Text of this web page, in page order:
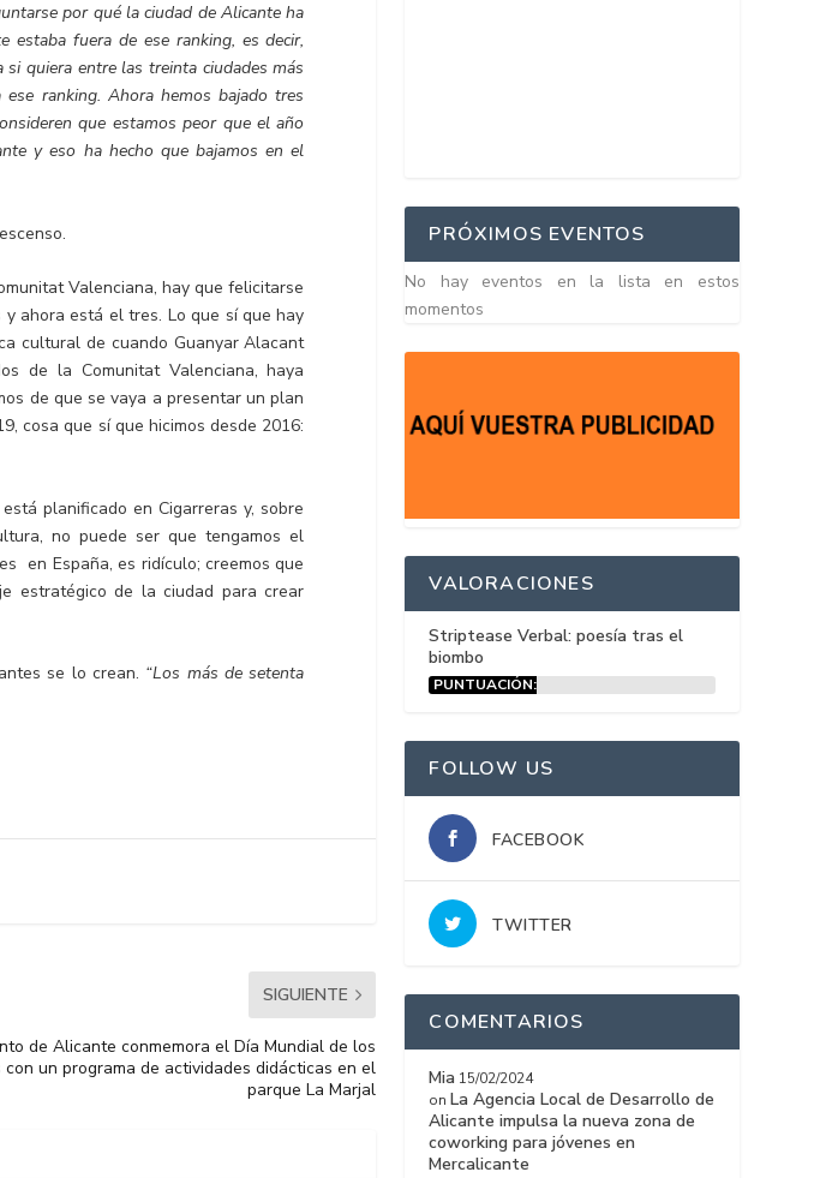
por qué la ciudad de Alicante ha
estaba fuera de ese ranking, es decir,
quiera entre las treinta ciudades más
ranking. Ahora hemos bajado tres
que estamos peor que el año
y eso ha hecho que bajamos en el
Valenciana, hay que felicitarse
ahora está el tres. Lo que sí que hay
cultural de cuando Guanyar Alacant
de la Comunitat Valenciana, haya
de que se vaya a presentar un plan
cosa que sí que hicimos desde 2016:
planificado en Cigarreras y, sobre
no puede ser que tengamos el
en España, es ridículo; creemos que
estratégico de la ciudad para crear
se lo crean. “Los más de setenta
SIGUIENTE
de Alicante conmemora el Día Mundial de los
con un programa de actividades didácticas en el
parque La Marjal
PRÓXIMOS EVENTOS
No hay eventos en la lista en estos
momentos
VALORACIONES
Striptease Verbal: poesía tras el
biombo
PUNTUACIÓN:
FOLLOW US
FACEBOOK
TWITTER
COMENTARIOS
Mia 15/02/2024
on La Agencia Local de Desarrollo de
Alicante impulsa la nueva zona de
coworking para jóvenes en
Mercalicante